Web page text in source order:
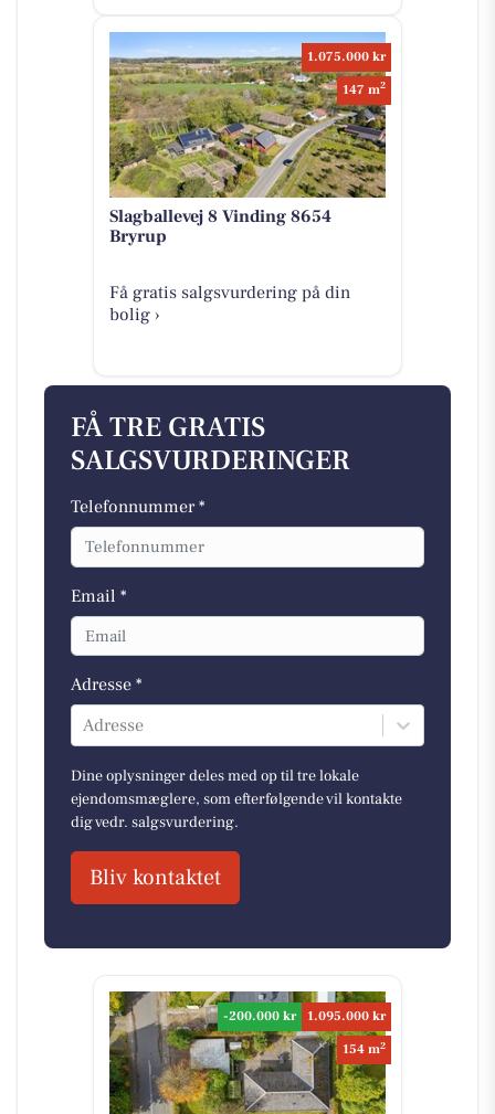
1.075.000 kr
147 m2
Slagballevej 8 Vinding 8654
Bryrup
Få gratis salgsvurdering på din
bolig ›
FÅ TRE GRATIS
SALGSVURDERINGER
Telefonnummer *
Email *
Adresse *
Adresse
Dine oplysninger deles med op til tre lokale
ejendomsmæglere, som efterfølgende vil kontakte
dig vedr. salgsvurdering.
Bliv kontaktet
-200.000 kr
1.095.000 kr
154 m2